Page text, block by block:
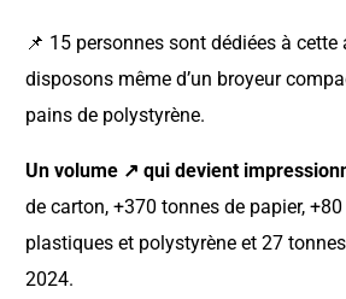
📌 15 personnes sont dédiées à
disposons même d’un broyeur
pains de polystyrène.
Un volume ↗️ qui devient
de carton, +370 tonnes de papier,
plastiques et polystyrène et 27
2024.